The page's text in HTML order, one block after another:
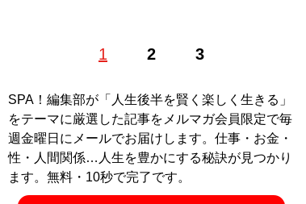
1 2 3
旅に関する連載コラムを執筆する航空ジャーナリスト。
「Avian Wing」も更新中。大阪府出身で航空ジャーナリ
スト協会に所属する。Facebook avian.wing
instagram @kitajimaavianwing
記事一覧へ
SPA！編集部が「人生後半を賢く楽しく生きる」
をテーマに厳選した記事をメルマガ会員限定で毎
週金曜日にメールでお届けします。仕事・お金・
性・人間関係…人生を豊かにする秘訣が見つかり
ます。無料・10秒で完了です。